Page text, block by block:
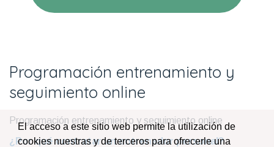
Programación entrenamiento y
seguimiento online
Programación entrenamiento y seguimiento online
¿Por qué contratar un entrenador personal?
El acceso a este sitio web permite la utilización de
cookies nuestras y de terceros para ofrecerle una